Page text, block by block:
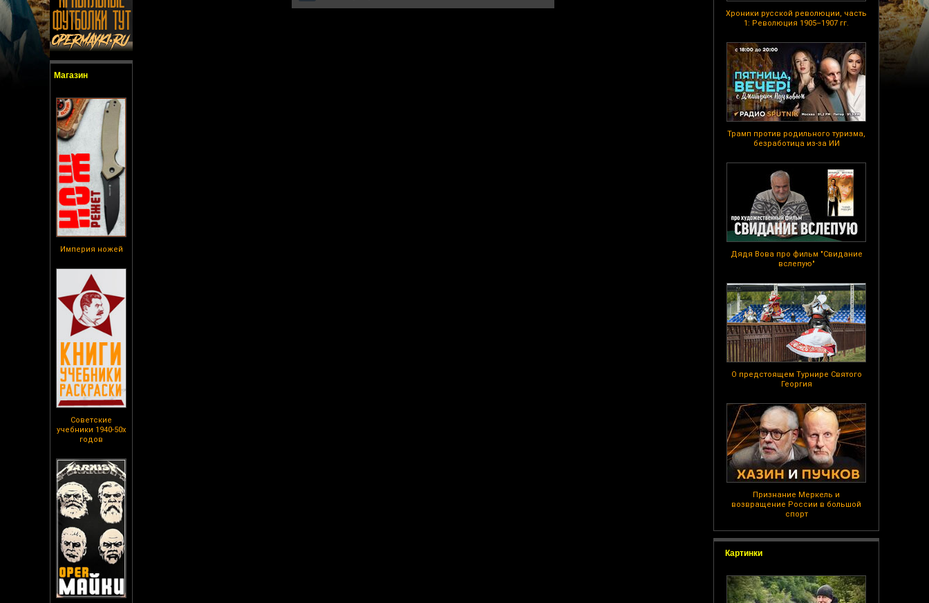
Магазин
Империя ножей
Советские
учебники 1940-50х
годов
Хроники русской революции, часть
1: Революция 1905–1907 гг.
Трамп против родильного туризма,
безработица из-за ИИ
Дядя Вова про фильм "Свидание
вслепую"
О предстоящем Турнире Святого
Георгия
Признание Меркель и
возвращение России в большой
спорт
Картинки